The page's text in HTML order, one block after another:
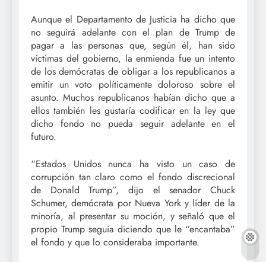
Aunque el Departamento de Justicia ha dicho que
no seguirá adelante con el plan de Trump de
pagar a las personas que, según él, han sido
víctimas del gobierno, la enmienda fue un intento
de los demócratas de obligar a los republicanos a
emitir un voto políticamente doloroso sobre el
asunto. Muchos republicanos habían dicho que a
ellos también les gustaría codificar en la ley que
dicho fondo no pueda seguir adelante en el
futuro.
“Estados Unidos nunca ha visto un caso de
corrupción tan claro como el fondo discrecional
de Donald Trump”, dijo el senador Chuck
Schumer, demócrata por Nueva York y líder de la
minoría, al presentar su moción, y señaló que el
propio Trump seguía diciendo que le “encantaba”
el fondo y que lo consideraba importante.